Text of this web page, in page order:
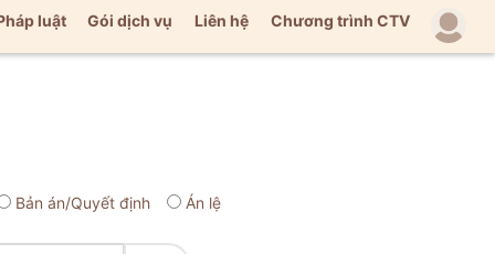
luật Gói dịch vụ Liên hệ Chương trình CTV
Bản án/Quyết định Án lệ